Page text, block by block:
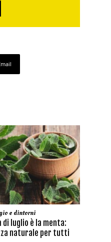
e dintorni
di luglio è la menta:
naturale per tutti